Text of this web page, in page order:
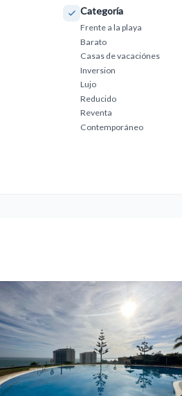
Categoría
Frente a la playa
Barato
Casas de vacaciónes
Inversion
Lujo
Reducido
Reventa
Contemporáneo